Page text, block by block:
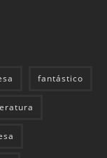
fantástico